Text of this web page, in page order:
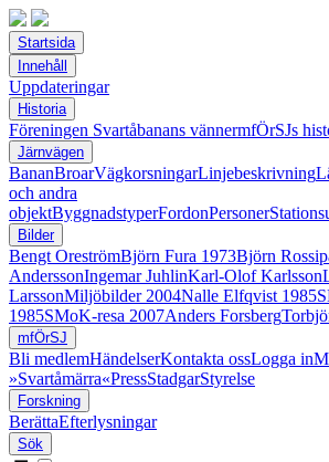
Startsida
Innehåll
Uppdateringar
Historia
Föreningen Svartåbanans vännermfÖrSJs
Järnvägen
BananBroarVägkorsningarLinjebeskrivning
och andra
objektByggnadstyperFordonPersoner
Bilder
Bengt OreströmBjörn Fura 1973Björn
AnderssonIngemar JuhlinKarl-Olof Karlsson
LarssonMiljöbilder 2004Nalle Elfqvist 1985
1985SMoK-resa 2007Anders Forsberg
mfÖrSJ
Bli medlemHändelserKontakta ossLogga in
»Svartåmärra«PressStadgarStyrelse
Forskning
BerättaEfterlysningar
Sök